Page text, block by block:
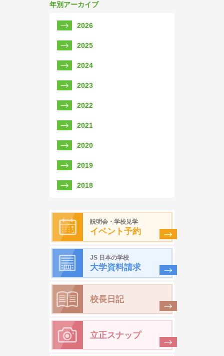
年別アーカイブ
2026
2025
2024
2023
2022
2021
2020
2019
2018
説明会・学校見学
イベント予約
JS 日本の学校
大学資料請求
校長日記
立正スナップ